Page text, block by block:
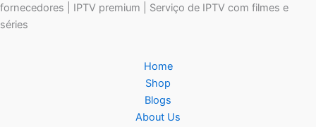
fornecedores | IPTV premium | Serviço de IPTV com filmes e
séries
Home
Shop
Blogs
About Us